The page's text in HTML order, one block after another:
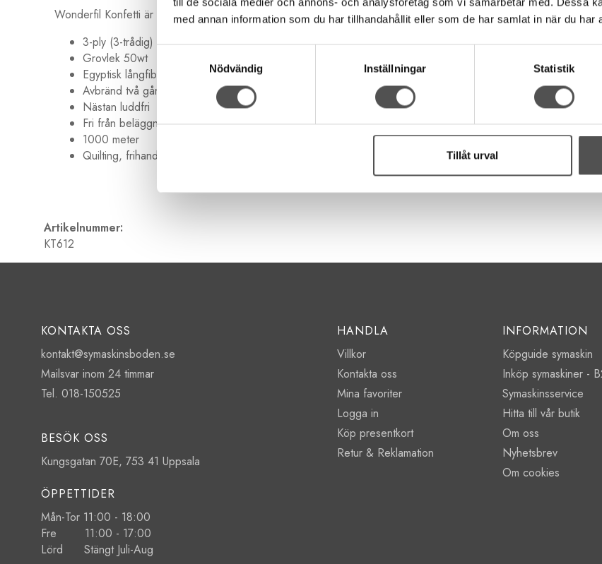
med annan information som du har tillhandahållit eller som de har samlat in när du har
Nödvändig
Inställningar Statistik
Tillåt urval
Wonderfil Konfetti är populär och omtyckt som quilttråd! Passar även bra som vanlig sytråd.
3-ply (3-trådig)
Grovlek 50wt
Egyptisk långfibrig bomull
Avbränd två gånger
Nästan luddfri
Fri från beläggningar
1000 meter
Quilting, frihandsquilting, dekorsömmar, maskinbroderi, trådmålning, overlockmaskin
Artikelnummer:
KT612
KONTAKTA OSS
kontakt@symaskinsboden.se
Mailsvar inom 24 timmar
Tel. 018-150525
BESÖK OSS
Kungsgatan 70E, 753 41 Uppsala
ÖPPETTIDER
Mån-Tor 11:00 - 18:00
Fre 11:00 - 17:00
Lörd Stängt Juli-Aug
HANDLA
Villkor
Kontakta oss
Mina favoriter
Logga in
Köp presentkort
Retur & Reklamation
INFORMATION
Köpguide symaskin
Inköp symaskiner -
Symaskinsservice
Hitta till vår butik
Om oss
Nyhetsbrev
Om cookies